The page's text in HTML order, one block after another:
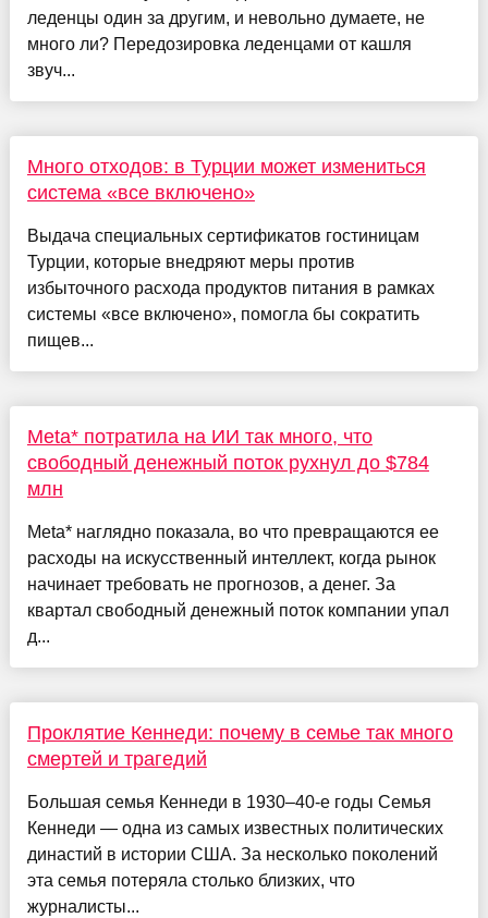
леденцы один за другим, и невольно думаете, не
много ли? Передозировка леденцами от кашля
звуч...
Много отходов: в Турции может измениться
система «все включено»
Выдача специальных сертификатов гостиницам
Турции, которые внедряют меры против
избыточного расхода продуктов питания в рамках
системы «все включено», помогла бы сократить
пищев...
Meta* потратила на ИИ так много, что
свободный денежный поток рухнул до $784
млн
Meta* наглядно показала, во что превращаются ее
расходы на искусственный интеллект, когда рынок
начинает требовать не прогнозов, а денег. За
квартал свободный денежный поток компании упал
д...
Проклятие Кеннеди: почему в семье так много
смертей и трагедий
Большая семья Кеннеди в 1930–40-е годы Семья
Кеннеди — одна из самых известных политических
династий в истории США. За несколько поколений
эта семья потеряла столько близких, что
журналисты...